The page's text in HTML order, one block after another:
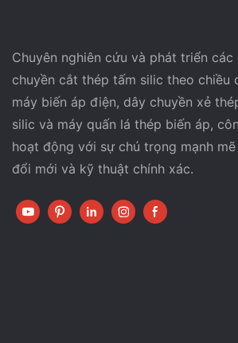
Chuyên nghiên cứu và phát triển các
chuyền cắt thép tấm silic theo chiều
máy biến áp điện, dây chuyền xẻ
silic và máy quấn lá thép biến áp,
hoạt động với sự chú trọng mạnh
đổi mới và kỹ thuật chính xác.